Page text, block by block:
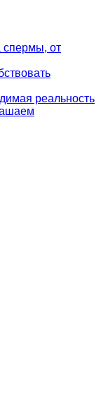
от
реальность